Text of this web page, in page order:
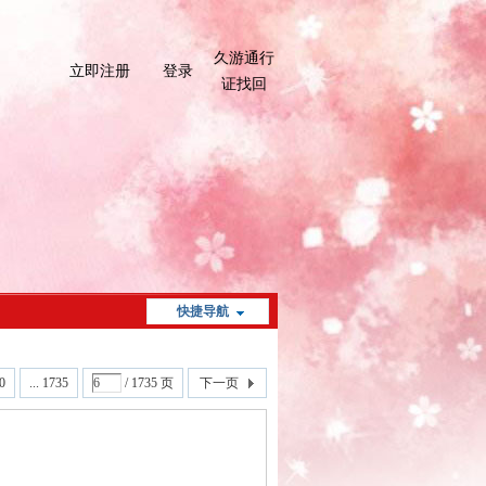
立即注册 登录
久游通行
证找回
快捷导航
... 1735 / 1735 页 下一页